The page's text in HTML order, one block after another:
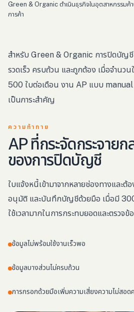
สำหรับ Green & Organic การปิดบัญ
รวดเร็ว ครบถ้วน และถูกต้อง เมื่อจำนว
500 ใบต่อเดือน งาน AP แบบ manual
เป็นภาระสำคัญ
ความท้าทาย
AP ที่กระจัดกระจาย
ของการปิดบัญชี
ใบแจ้งหนี้เข้ามาจากหลายช่องทางและต้
อนุมัติ และบันทึกบัญชีด้วยมือ เมื่อมี
ใช้เวลามากในการกระทบยอดและตรว
ข้อมูลไม่พร้อมใช้งานเร็วพอ
ข้อมูลบางส่วนไม่ครบถ้วน
การกรอกด้วยมือเพิ่มความเสี่ยงความไม่สอด
Green & Organic ดำเนินธุรกิจในอุตสาหกรรมค้า
การค้า